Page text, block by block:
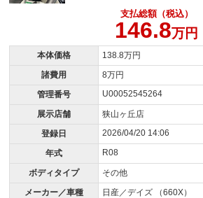
支払総額（税込）
146.8万円
本体価格
138.8万円
諸費用
8万円
管理番号
U00052545264
展示店舗
狭山ヶ丘店
登録日
2026/04/20 14:06
年式 R08
ボディタイプ
その他
メーカー／車種
日産／デイズ （660X）